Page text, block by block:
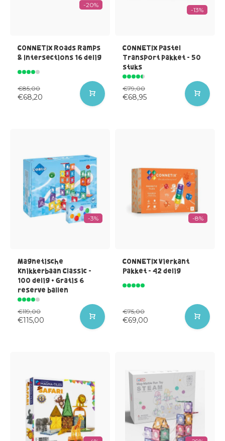
-20%
CONNETIX Roads Ramps
& Intersections 16 delig
€85,00
€68,20
-13%
CONNETIX Pastel
Transport pakket - 50
stuks
€79,00
€68,95
-3%
Magnetische
Knikkerbaan Classic -
100 delig + Gratis 6
reserve ballen
€119,00
€115,00
-8%
CONNETIX Vierkant
Pakket - 42 delig
€75,00
€69,00